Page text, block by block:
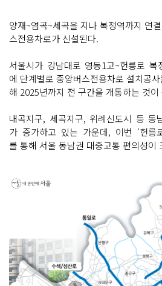
양재~염곡~세곡을 지나 복정역까지 연
스전용차로가 신설된다.
서울시가 강남대로 영동1교~헌릉로
에 단계별로 중앙버스전용차로 설치공
해 2025년까지 전 구간을 개통하는 것이
내곡지구, 세곡지구, 위례신도시 등 동
가 증가하고 있는 가운데, 이번 ‘헌릉
를 통해 서울 동남권 대중교통 편의성이